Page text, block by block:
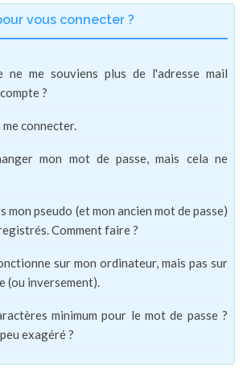
vous connecter ?
me souviens plus de l'adresse mail
?
me connecter.
mon mot de passe, mais cela ne
mon pseudo (et mon ancien mot de passe)
Comment faire ?
sur mon ordinateur, mais pas sur
(ou inversement).
minimum pour le mot de passe ?
exagéré ?